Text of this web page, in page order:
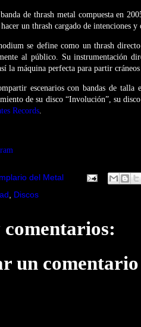
de thrash metal compuesta en
un thrash cargado de intenciones y
se define como un thrash
al público. Su instrumentación
la máquina perfecta para partir
escenarios con bandas de
de su disco “Involución”, su
Records.
del Metal
Discos
comentarios:
un comentario